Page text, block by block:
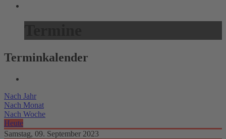
Terminkalender
Nach Jahr
Nach Monat
Nach Woche
Heute
Samstag, 09. September 2023